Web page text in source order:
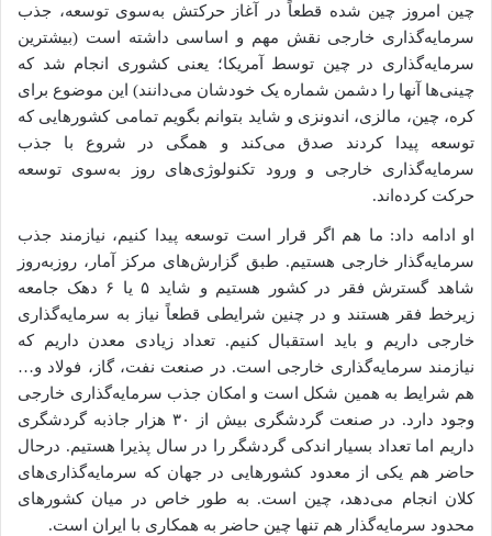
چین امروز چین شده قطعاً در آغاز حرکتش به‌سوی توسعه، جذب
سرمایه‌گذاری خارجی نقش مهم و اساسی داشته است (بیشترین
سرمایه‌گذاری در چین توسط آمریکا؛ یعنی کشوری انجام شد که
چینی‌ها آنها را دشمن شماره یک خودشان می‌دانند) این موضوع برای
کره، چین، مالزی، اندونزی و شاید بتوانم بگویم تمامی کشورهایی که
توسعه پیدا کردند صدق می‌کند و همگی در شروع با جذب
سرمایه‌گذاری خارجی و ورود تکنولوژی‌های روز به‌سوی توسعه
حرکت کرده‌اند.
او ادامه داد: ما هم اگر قرار است توسعه پیدا کنیم، نیازمند جذب
سرمایه‌گذار خارجی هستیم. طبق گزارش‌های مرکز آمار، روزبه‌روز
شاهد گسترش فقر در کشور هستیم و شاید ۵ یا ۶ دهک جامعه
زیرخط فقر هستند و در چنین شرایطی قطعاً نیاز به سرمایه‌گذاری
خارجی داریم و باید استقبال کنیم. تعداد زیادی معدن داریم که
نیازمند سرمایه‌گذاری خارجی است. در صنعت نفت، گاز، فولاد و…
هم شرایط به همین شکل است و امکان جذب سرمایه‌گذاری خارجی
وجود دارد. در صنعت گردشگری بیش از ۳۰ هزار جاذبه گردشگری
داریم اما تعداد بسیار اندکی گردشگر را در سال پذیرا هستیم. درحال
حاضر هم یکی از معدود کشورهایی در جهان که سرمایه‌گذاری‌های
کلان انجام می‌دهد، چین است. به طور خاص در میان کشورهای
محدود سرمایه‌گذار هم تنها چین حاضر به همکاری با ایران است.